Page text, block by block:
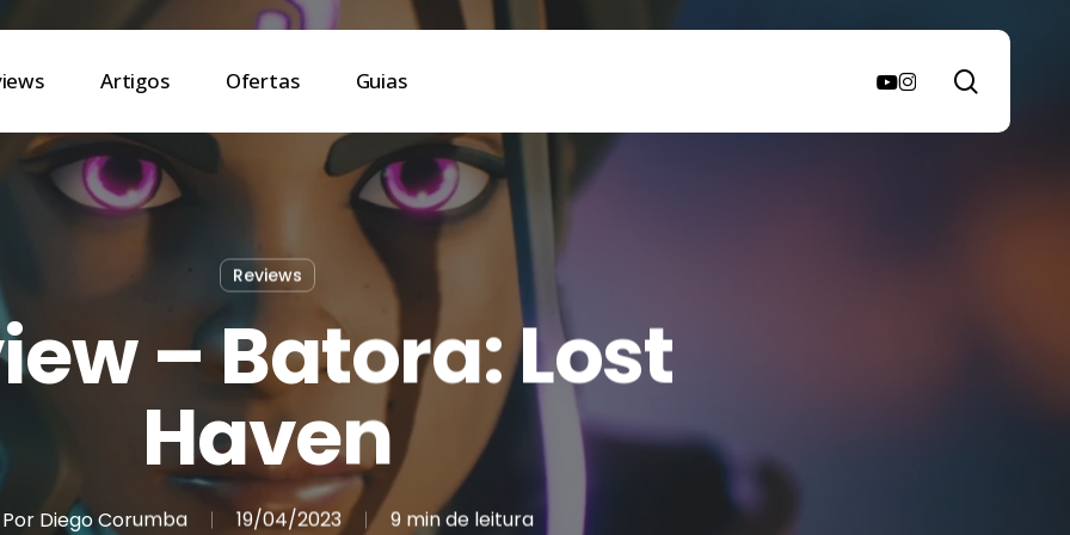
Artigos Ofertas Guias youtube
instagram
Reviews
– Batora: Lost
Haven
Por Diego Corumba 19/04/2023 9 min de leitura